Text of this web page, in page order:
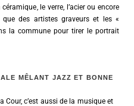
le verre, l’acier ou encore
des artistes graveurs et les «
la commune pour tirer le portrait
MÊLANT JAZZ ET BONNE
c’est aussi de la musique et